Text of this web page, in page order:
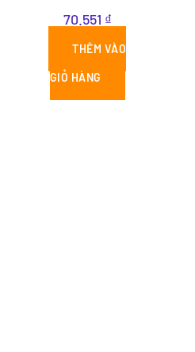
70.551 ₫
THÊM VÀO
GIỎ HÀNG